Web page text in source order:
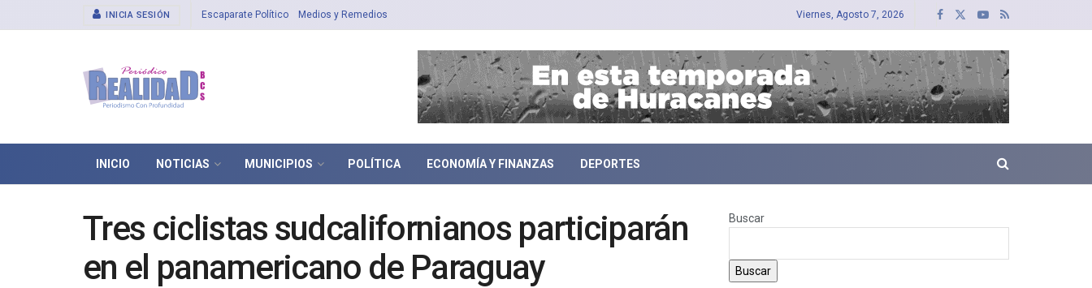
INICIA SESIÓN Escaparate Político Medios y Remedios Viernes, Agosto 7, 2026
INICIO NOTICIAS MUNICIPIOS POLÍTICA ECONOMÍA Y FINANZAS DEPORTES
Tres ciclistas sudcalifornianos participarán
en el panamericano de Paraguay
Buscar
Buscar